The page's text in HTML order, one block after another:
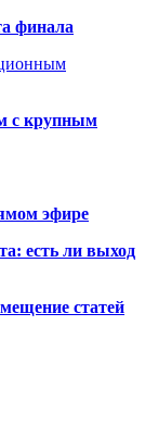
финала
с крупным
эфире
есть ли выход
статей